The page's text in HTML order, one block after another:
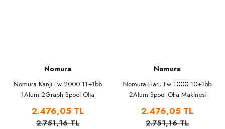
Nomura
Nomura Kanjı Fw 2000 11+1bb
1Alum 2Graph Spool Olta
2.476,05 TL
2.751,16 TL
Nomura
Nomura Haru Fw 1000 10+1bb
2Alum Spool Olta Makinesi
2.476,05 TL
2.751,16 TL